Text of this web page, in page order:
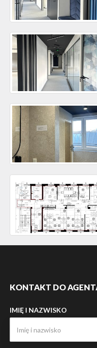
KONTAKT DO
IMIĘ I NAZWISKO